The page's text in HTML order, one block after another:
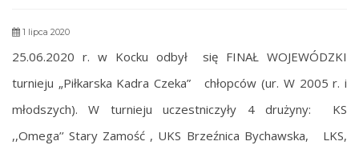
1 lipca 2020
25.06.2020 r. w Kocku odbył się FINAŁ WOJEWÓDZKI
turnieju „Piłkarska Kadra Czeka”
chłopców (ur. W 2005 r. i
młodszych). W turnieju uczestniczyły 4 drużyny: KS
,,Omega’’ Stary Zamość , UKS Brzeźnica Bychawska, LKS,